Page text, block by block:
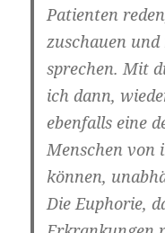
Patienten
zuschauen
sprechen. Mit
ich dann,
ebenfalls eine
Menschen von
können,
Die Euphorie,